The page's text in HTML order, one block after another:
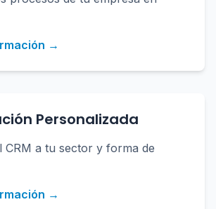
→
Personalizada
CRM a tu sector y forma de
→